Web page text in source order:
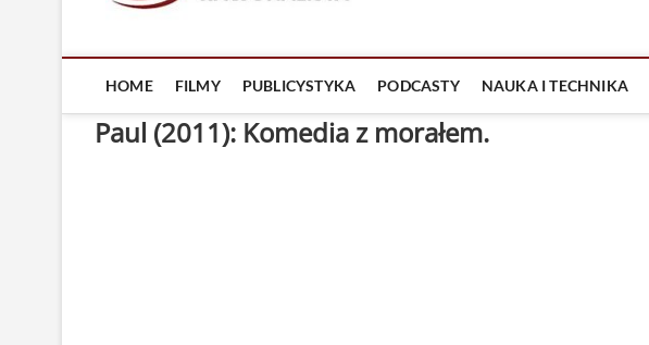
HOME FILMY PUBLICYSTYKA PODCASTY NAUKA I TECHNIKA
Paul (2011): Komedia z morałem.